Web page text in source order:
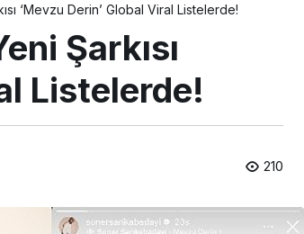
‘Mevzu Derin’ Global Viral Listelerde!
Şarkısı
Listelerde!
210